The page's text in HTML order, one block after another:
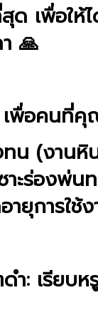
ด เพื่อใ
🙏
พื่อคนที่คุ
น (งานหิ
าะร่องพ่
ยุการใช้ง
ำ: เรียบ